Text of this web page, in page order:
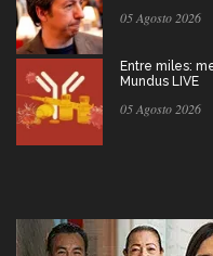
05 Agosto 2026
Entre miles:
Mundus LIVE
05 Agosto 2026